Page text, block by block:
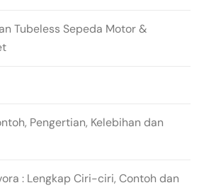
Tubeless Sepeda Motor &
Pengertian, Kelebihan dan
: Lengkap Ciri-ciri, Contoh dan